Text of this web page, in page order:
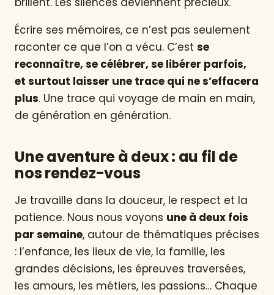
Écrire ses mémoires, ce n’est pas seulement
raconter ce que l’on a vécu. C’est se
reconnaître, se célébrer, se libérer parfois,
et surtout laisser une trace qui ne s’effacera
plus. Une trace qui voyage de main en main,
de génération en génération.
Une aventure à deux : au fil de
nos rendez-vous
Je travaille dans la douceur, le respect et la
patience. Nous nous voyons une à deux fois
par semaine, autour de thématiques précises
: l’enfance, les lieux de vie, la famille, les
grandes décisions, les épreuves traversées,
les amours, les métiers, les passions… Chaque